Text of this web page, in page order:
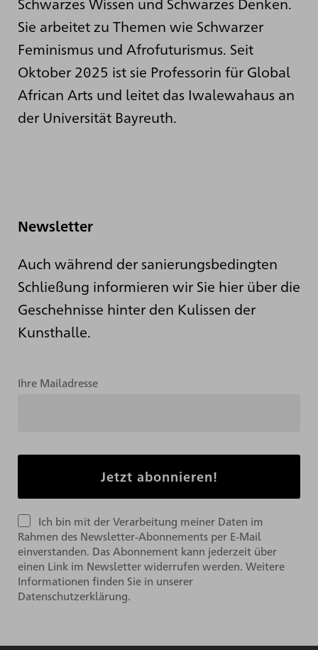
Sie arbeitet zu Themen wie Schwarzer
Feminismus und Afrofuturismus. Seit
Oktober 2025 ist sie Professorin für Global
African Arts und leitet das Iwalewahaus an
der Universität Bayreuth.
Newsletter
Auch während der sanierungsbedingten
Schließung informieren wir Sie hier über die
Geschehnisse hinter den Kulissen der
Kunsthalle.
Ihre Mailadresse
Ich bin mit der Verarbeitung meiner Daten im
Rahmen des Newsletter-Abonnements per E-Mail
einverstanden. Das Abonnement kann jederzeit über
einen Link im Newsletter widerrufen werden. Weitere
Informationen finden Sie in unserer
Datenschutzerklärung.